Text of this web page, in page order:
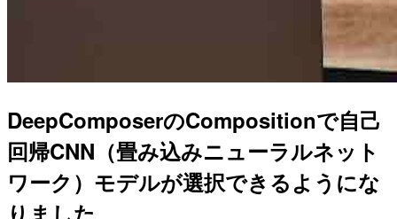
DeepComposerのCompositionで自己
回帰CNN（畳み込みニューラルネット
ワーク）モデルが選択できるようにな
りました